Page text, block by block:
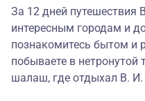
За 12 дней путешествия
интересным городам и
познакомитесь бытом и
побываете в нетронутой
шалаш, где отдыхал В.